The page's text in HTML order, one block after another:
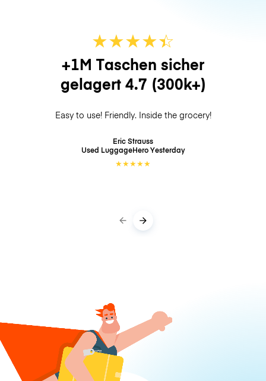
★★★★☆
★
+1M Taschen sicher
gelagert 4.7 (300k+)
Easy to use! Friendly. Inside the grocery!
Eric Strauss
Used LuggageHeroYesterday
★★★★★